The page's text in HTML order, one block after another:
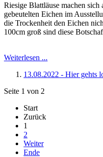
Riesige Blattläuse machen
gebeutelten Eichen im
die Trockenheit den Eichen
100cm groß sind diese
Weiterlesen ...
13.08.2022 - Hier gehts
Seite 1 von 2
Start
Zurück
1
2
Weiter
Ende